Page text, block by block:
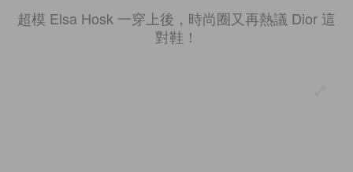
超模 Elsa Hosk 一穿上後，時尚圈又再熱議 Dior 這
對鞋！